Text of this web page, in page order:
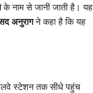
के नाम से जानी जाती है। यह
अनुरागने कहा है कि यह
स्टेशन तक सीधे पहुंच